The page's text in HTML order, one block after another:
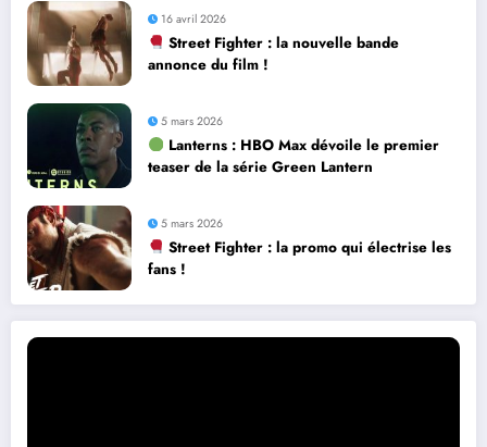
16 avril 2026
Street Fighter : la nouvelle bande
annonce du film !
5 mars 2026
Lanterns : HBO Max dévoile le premier
teaser de la série Green Lantern
5 mars 2026
Street Fighter : la promo qui électrise les
fans !